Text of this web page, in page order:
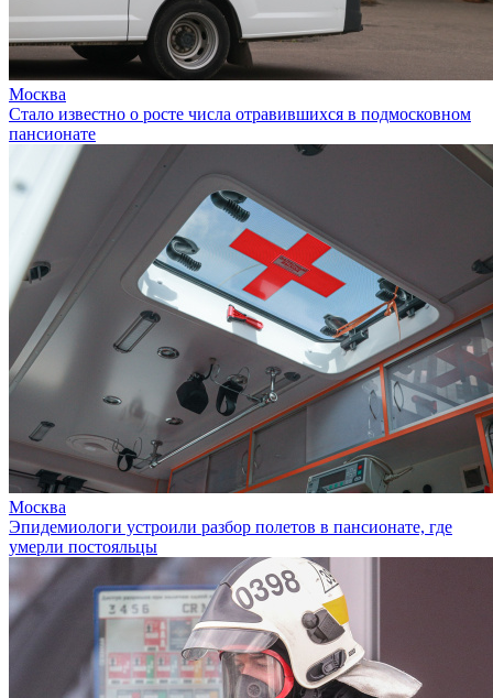
Москва
Стало известно о росте числа отравившихся в подмосковном
пансионате
Москва
Эпидемиологи устроили разбор полетов в пансионате, где
умерли постояльцы